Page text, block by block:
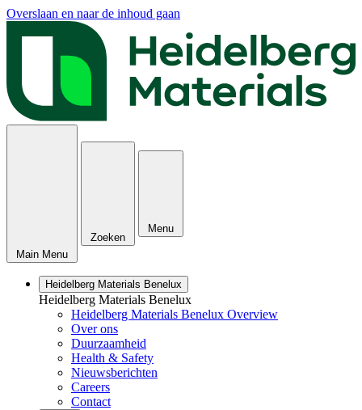
Overslaan en naar de inhoud gaan
Main Menu
Zoeken
Menu
Heidelberg Materials Benelux
Heidelberg Materials Benelux
Heidelberg Materials Benelux Overview
Over ons
Duurzaamheid
Health & Safety
Nieuwsberichten
Careers
Contact